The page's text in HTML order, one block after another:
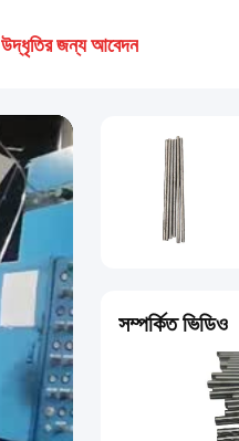
উদ্ধৃতির জন্য আবেদন
সম্পর্কিত ভিডিও